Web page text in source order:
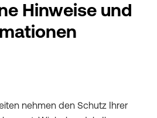
Hinweise und
nehmen den Schutz Ihrer